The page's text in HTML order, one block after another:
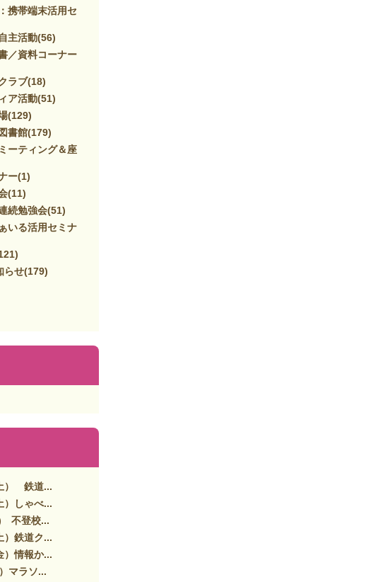
携帯端末活用セ
主活動(56)
／資料コーナー
ラブ(18)
ア活動(51)
(129)
書館(179)
ーティング＆座
ー(1)
(11)
続勉強会(51)
いる活用セミナ
らせ(179)
） 鉄道...
）しゃべ...
不登校...
）鉄道ク...
）情報か...
マラソ...